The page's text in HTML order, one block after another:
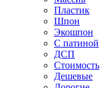
Пластик
Шпон
Экошпон
С патиной
ДСП
Стоимость
Дешевые